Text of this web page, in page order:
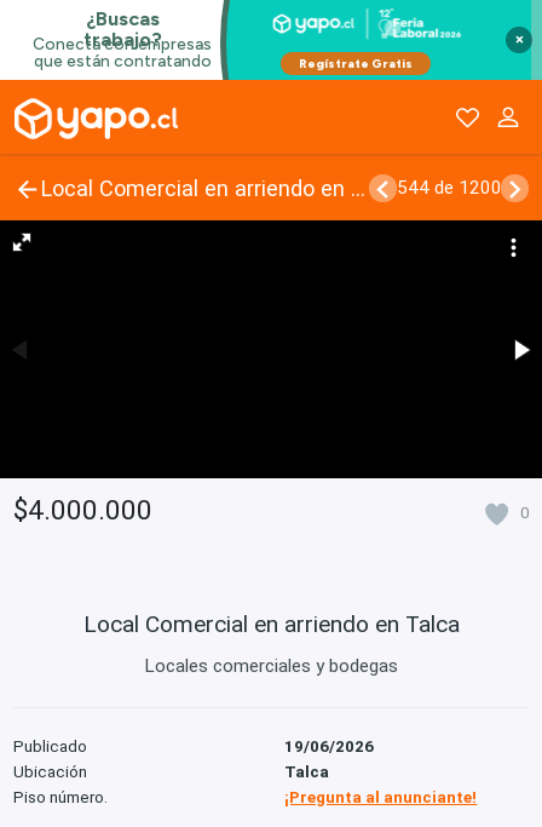
×
Local Comercial en arriendo en Talca 544 de 1200
$4.000.000 0
Local Comercial en arriendo en Talca
Locales comerciales y bodegas
Publicado
19/06/2026
Ubicación
Talca
Piso número.
¡Pregunta al anunciante!